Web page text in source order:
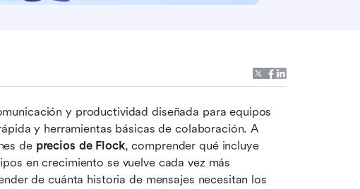
y productividad diseñada para equipos
y herramientas básicas de colaboración. A
de precios de Flock, comprender qué incluye
en crecimiento se vuelve cada vez más
de cuánta historia de mensajes necesitan los